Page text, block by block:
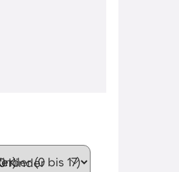
(0 bis 17)